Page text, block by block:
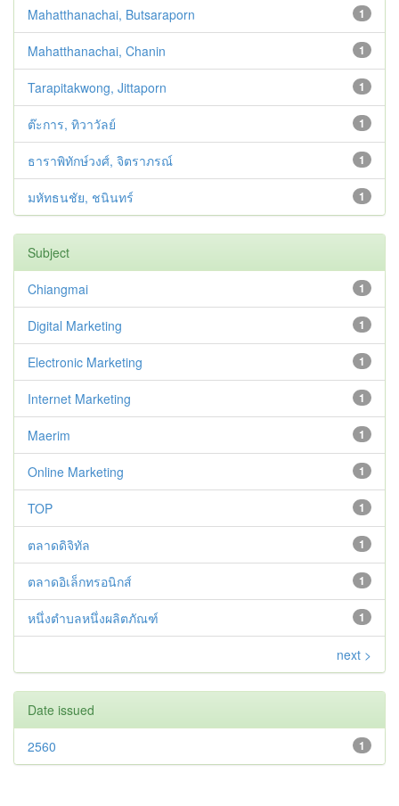
1
Mahatthanachai, Butsaraporn
1
Mahatthanachai, Chanin
1
Tarapitakwong, Jittaporn
1
ต๊ะการ, ทิวาวัลย์
1
ธาราพิทักษ์วงศ์, จิตราภรณ์
1
มหัทธนชัย, ชนินทร์
Subject
1
Chiangmai
1
Digital Marketing
1
Electronic Marketing
1
Internet Marketing
1
Maerim
1
Online Marketing
1
TOP
1
ตลาดดิจิทัล
1
ตลาดอิเล็กทรอนิกส์
1
หนึ่งตำบลหนึ่งผลิตภัณฑ์
next >
Date issued
1
2560